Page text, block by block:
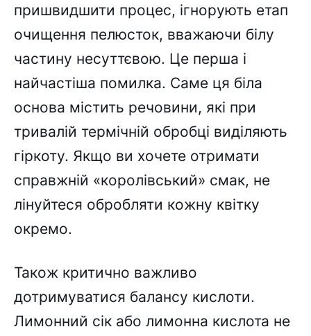
пришвидшити процес, ігнорують етап
очищення пелюсток, вважаючи білу
частину несуттєвою. Це перша і
найчастіша помилка. Саме ця біла
основа містить речовини, які при
тривалій термічній обробці виділяють
гіркоту. Якщо ви хочете отримати
справжній «королівський» смак, не
лінуйтеся обробляти кожну квітку
окремо.
Також критично важливо
дотримуватися балансу кислоти.
Лимонний сік або лимонна кислота не